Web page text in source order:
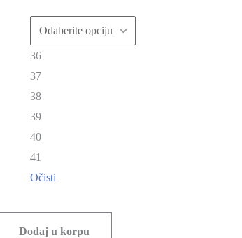
36
37
38
39
40
41
Očisti
Dodaj u korpu